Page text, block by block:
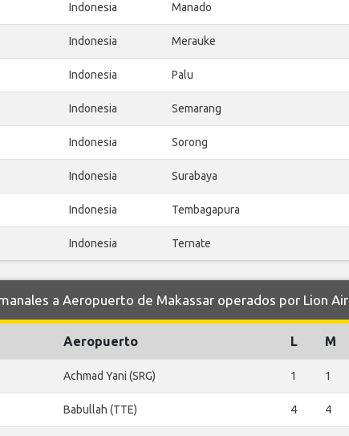
Indonesia Manado
Indonesia Merauke
Indonesia Palu
Indonesia Semarang
Indonesia Sorong
Indonesia Surabaya
Indonesia Tembagapura
Indonesia Ternate
a Aeropuerto de Makassar operados por Lion Air
Aeropuerto L M
Achmad Yani (SRG) 1 1
Babullah (TTE) 4 4